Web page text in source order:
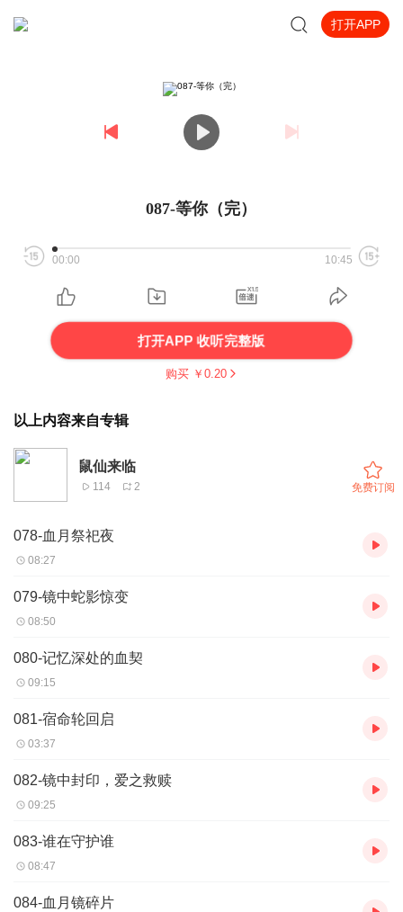
打开APP
087-等你（完）
00:00 10:45
打开APP 收听完整版
购买 ￥ 0.20
以上内容来自专辑
鼠仙来临
114 2 免费订阅
078-血月祭祀夜
08:27
079-镜中蛇影惊变
08:50
080-记忆深处的血契
09:15
081-宿命轮回启
03:37
082-镜中封印，爱之救赎
09:25
083-谁在守护谁
08:47
084-血月镜碎片